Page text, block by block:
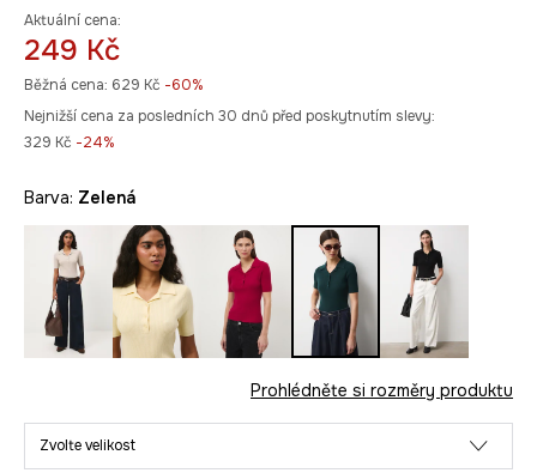
Aktuální cena:
249 Kč
Běžná cena: 629 Kč -60%
Nejnižší cena za posledních 30 dnů před poskytnutím slevy:
329 Kč -24%
Barva: zelená
Prohlédněte si rozměry produktu
Zvolte velikost